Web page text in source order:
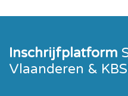
Inschrijfplatform
Vlaanderen &